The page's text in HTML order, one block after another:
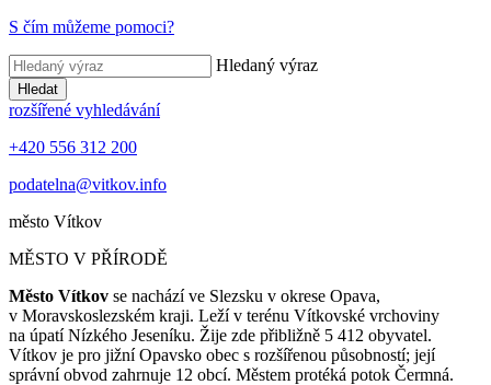
S čím můžeme pomoci?
Hledaný výraz
Hledat
rozšířené vyhledávání
+420 556 312 200
podatelna@vitkov.info
město Vítkov
MĚSTO V PŘÍRODĚ
Město Vítkov se nachází ve Slezsku v okrese Opava,
v Moravskoslezském kraji. Leží v terénu Vítkovské vrchoviny
na úpatí Nízkého Jeseníku. Žije zde přibližně 5 412 obyvatel.
Vítkov je pro jižní Opavsko obec s rozšířenou působností; její
správní obvod zahrnuje 12 obcí. Městem protéká potok Čermná.